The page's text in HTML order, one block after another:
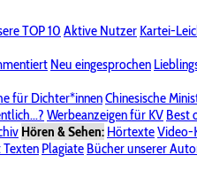
TOP 10 Aktive Nutzer Kartei-
Neu eingesprochen
für Dichter*innenChinesische
Werbeanzeigen für KV Best
Hören & Sehen: HörtexteVideo-
Plagiate Bücher unserer
führen zu KVPasswort vergessen?
Impressum